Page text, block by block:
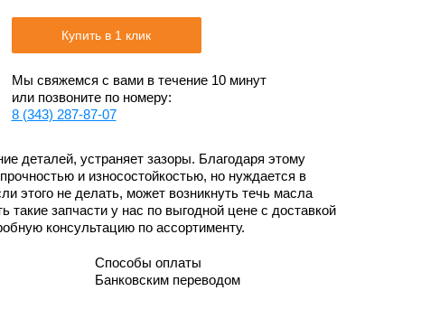
Купить в 1 клик
Мы свяжемся с вами в течение 10 минут
или позвоните по номеру:
8 (343) 287-87-07
деталей, устраняет зазоры. Благодаря этому
и износостойкостью, но нуждается в
этого не делать, может возникнуть течь масла
такие запчасти у нас по выгодной цене с доставкой
консультацию по ассортименту.
Способы оплаты
Банковским переводом